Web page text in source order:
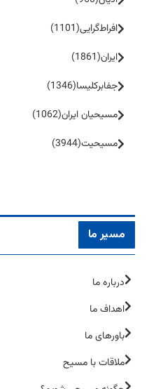
افراط‌گرایی(1101)
ایران(1861)
جفا‌بر‌کلیسا(1346)
مسیحیان ایران(1062)
مسیحیت(3944)
مسیر ما
درباره ما
اهداف ما
باورهای ما
ملاقات با مسیح